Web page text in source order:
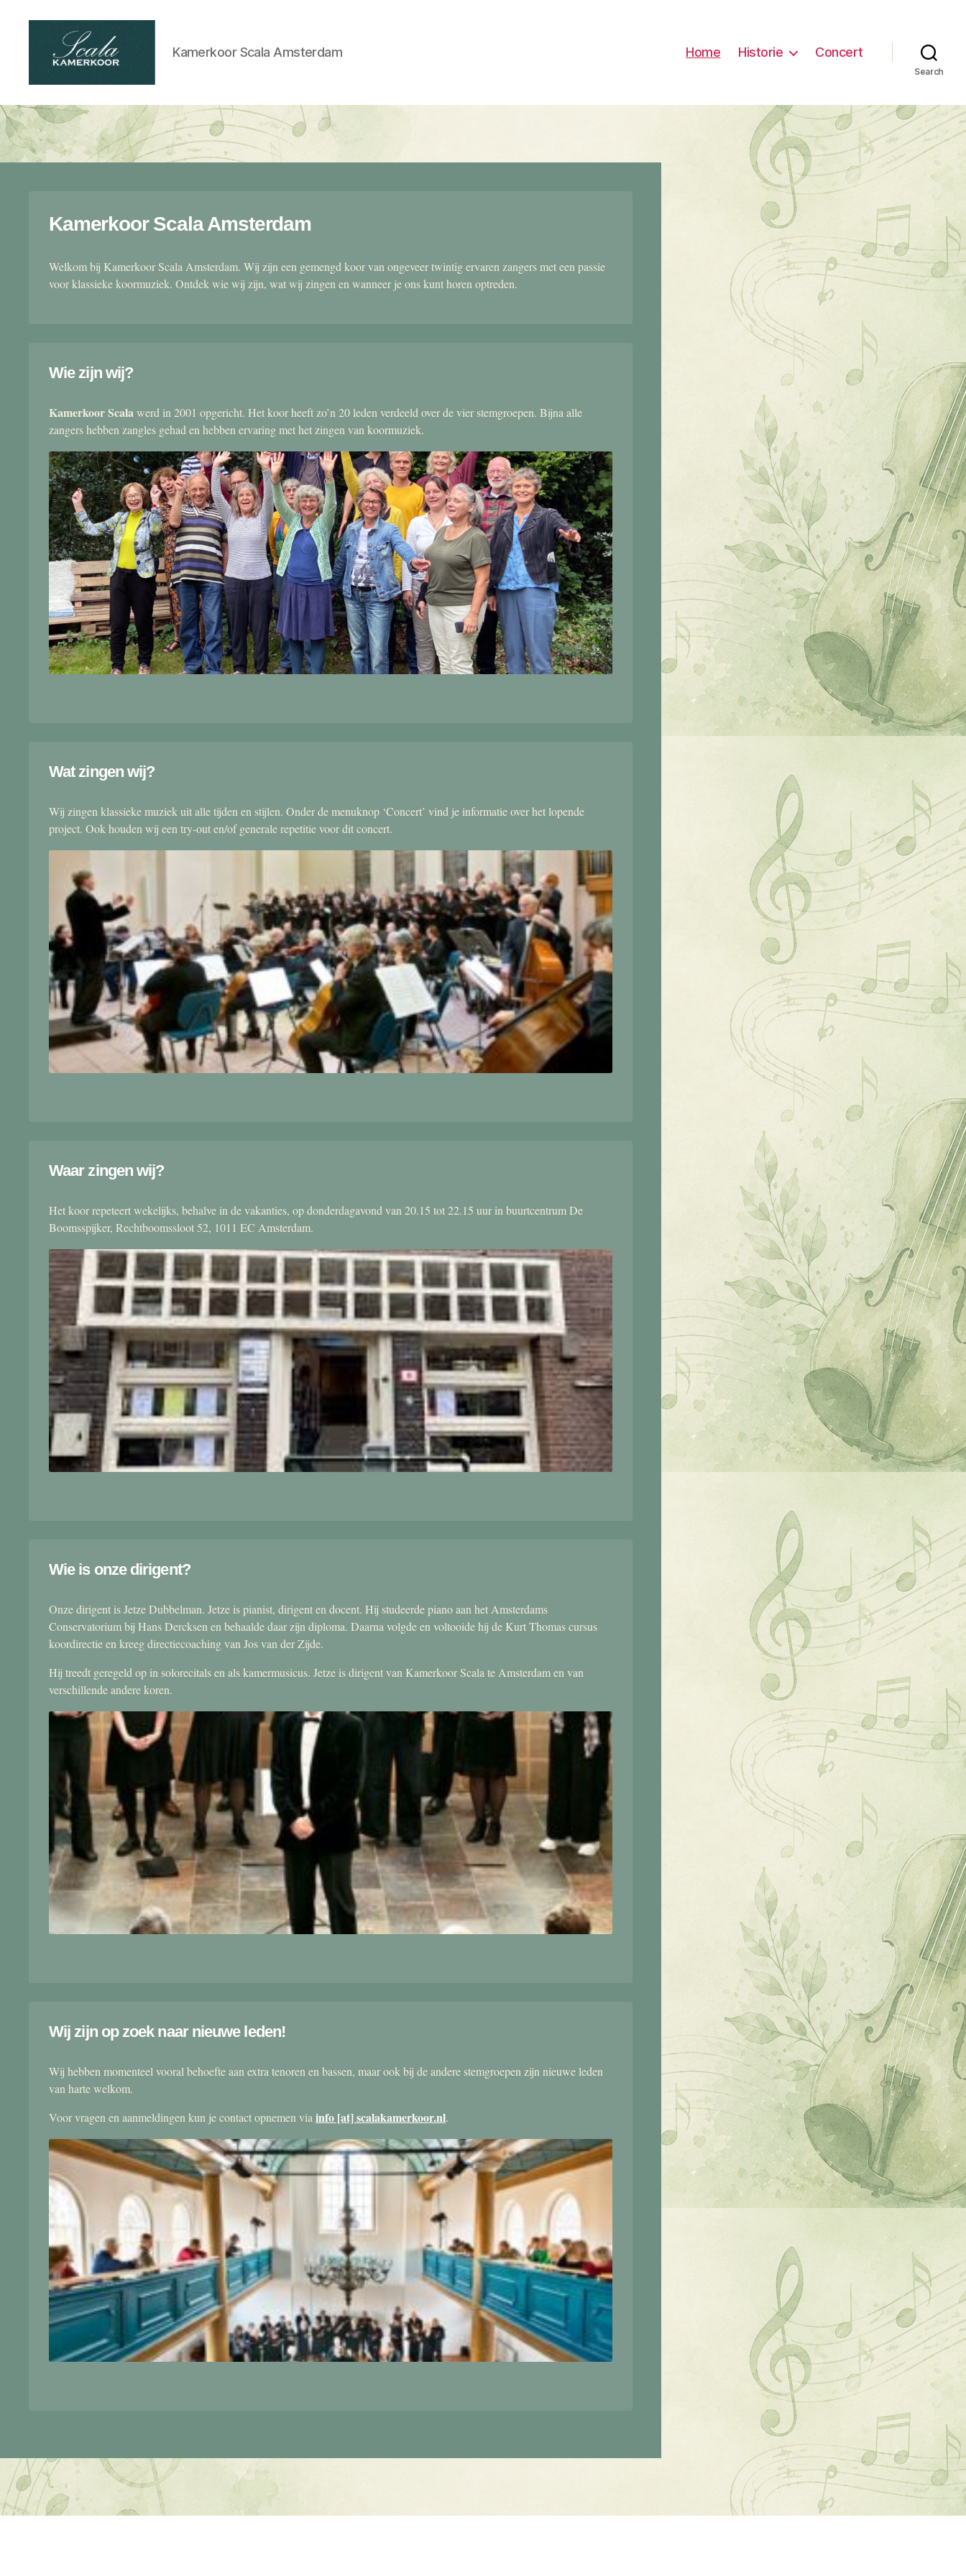
kamerkoor
Kamerkoor Scala Amsterdam Home Historie Concert
Search
Kamerkoor Scala Amsterdam
Welkom bij Kamerkoor Scala Amsterdam. Wij zijn een gemengd koor van ongeveer twintig ervaren zangers met een passie
voor klassieke koormuziek. Ontdek wie wij zijn, wat wij zingen en wanneer je ons kunt horen optreden.
Wie zijn wij?
Kamerkoor Scalawerd in 2001 opgericht. Het koor heeft zo’n 20 leden verdeeld over de vier stemgroepen. Bijna alle
zangers hebben zangles gehad en hebben ervaring met het zingen van koormuziek.
Wat zingen wij?
Wij zingen klassieke muziek uit alle tijden en stijlen. Onder de menuknop ‘Concert’ vind je informatie over het lopende
project. Ook houden wij een try-out en/of generale repetitie voor dit concert.
Waar zingen wij?
Het koor repeteert wekelijks, behalve in de vakanties, op donderdagavond van 20.15 tot 22.15 uur in buurtcentrum De
Boomsspijker, Rechtboomssloot 52, 1011 EC Amsterdam.
Wie is onze dirigent?
Onze dirigent is Jetze Dubbelman. Jetze is pianist, dirigent en docent. Hij studeerde piano aan het Amsterdams
Conservatorium bij Hans Dercksen en behaalde daar zijn diploma. Daarna volgde en voltooide hij de Kurt Thomas cursus
koordirectie en kreeg directiecoaching van Jos van der Zijde.
Hij treedt geregeld op in solorecitals en als kamermusicus. Jetze is dirigent van Kamerkoor Scala te Amsterdam en van
verschillende andere koren.
Wij zijn op zoek naar nieuwe leden!
Wij hebben momenteel vooral behoefte aan extra tenoren en bassen, maar ook bij de andere stemgroepen zijn nieuwe leden
van harte welkom.
Voor vragen en aanmeldingen kun je contact opnemen via info [at] scalakamerkoor.nl.